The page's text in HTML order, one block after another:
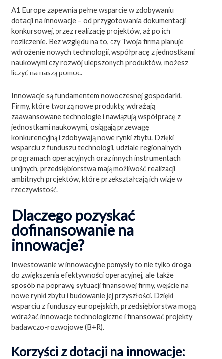
A1 Europe zapewnia pełne wsparcie w zdobywaniu
dotacji na innowacje – od przygotowania dokumentacji
konkursowej, przez realizację projektów, aż po ich
rozliczenie. Bez względu na to, czy Twoja firma planuje
wdrożenie nowych technologii, współpracę z jednostkami
naukowymi czy rozwój ulepszonych produktów, możesz
liczyć na naszą pomoc.
Innowacje są fundamentem nowoczesnej gospodarki.
Firmy, które tworzą nowe produkty, wdrażają
zaawansowane technologie i nawiązują współpracę z
jednostkami naukowymi, osiągają przewagę
konkurencyjną i zdobywają nowe rynki zbytu. Dzięki
wsparciu z funduszu technologii, udziale regionalnych
programach operacyjnych oraz innych instrumentach
unijnych, przedsiębiorstwa mają możliwość realizacji
ambitnych projektów, które przekształcają ich wizje w
rzeczywistość.
Dlaczego pozyskać
dofinansowanie na
innowacje?
Inwestowanie w innowacyjne pomysły to nie tylko droga
do zwiększenia efektywności operacyjnej, ale także
sposób na poprawę sytuacji finansowej firmy, wejście na
nowe rynki zbytu i budowanie jej przyszłości. Dzięki
wsparciu z funduszy europejskich, przedsiębiorstwa mogą
wdrażać innowacje technologiczne i finansować projekty
badawczo-rozwojowe (B+R).
Korzyści z dotacji na innowacje: